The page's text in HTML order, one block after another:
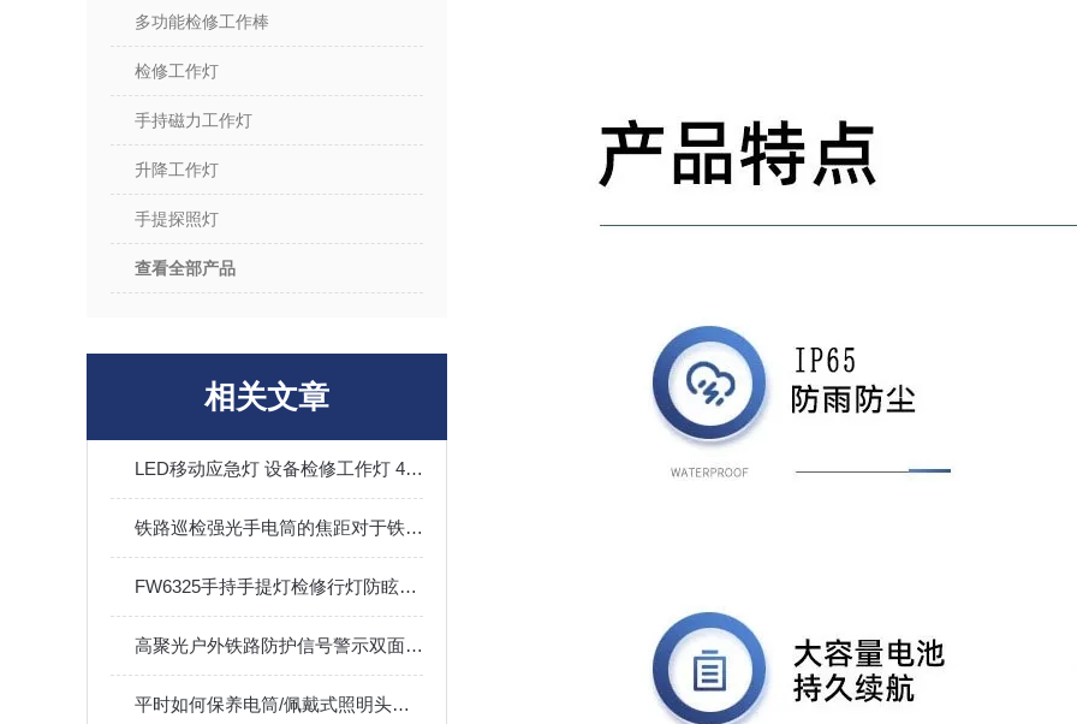
多功能检修工作棒
检修工作灯
手持磁力工作灯
升降工作灯
手提探照灯
查看全部产品
相关文章
LED移动应急灯 设备检修工作灯 4W/6W磁吸棒管灯
铁路巡检强光手电筒的焦距对于铁路巡检的可见范围有何影响？
FW6325手持手提灯检修行灯防眩通道灯汽修船舶帐篷24V36V
高聚光户外铁路防护信号警示双面方位灯移动可手持伸缩底部磁吸
平时如何保养电筒/佩戴式照明头灯/固态强光电筒